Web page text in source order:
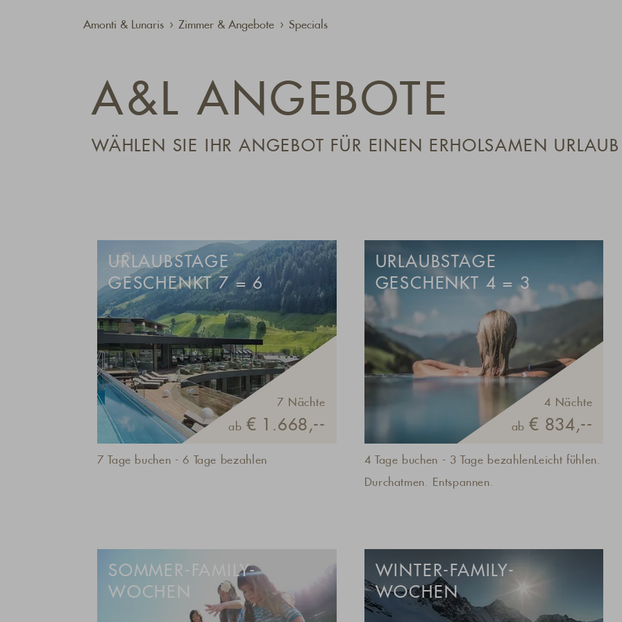
Amonti & Lunaris Zimmer & Angebote Specials
A&L ANGEBOTE
WÄHLEN SIE IHR ANGEBOT FÜR EINEN ERHOLSAMEN
URLAUBSTAGE
GESCHENKT 7 = 6
7 Nächte
ab € 1.668,--
7 Tage buchen - 6 Tage bezahlen
URLAUBSTAGE
GESCHENKT 4 = 3
4 Nächte
ab € 834,--
4 Tage buchen - 3 Tage bezahlenLeicht fühlen.
Durchatmen. Entspannen.
SOMMER-FAMILY-
WOCHEN
WINTER-FAMILY-
WOCHEN